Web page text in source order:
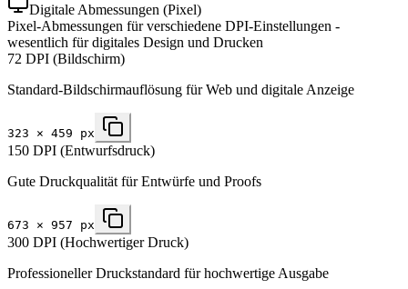
Digitale Abmessungen (Pixel)
Pixel-Abmessungen für verschiedene DPI-Einstellungen -
wesentlich für digitales Design und Drucken
72 DPI (Bildschirm)
Standard-Bildschirmauflösung für Web und digitale Anzeige
323 × 459 px
150 DPI (Entwurfsdruck)
Gute Druckqualität für Entwürfe und Proofs
673 × 957 px
300 DPI (Hochwertiger Druck)
Professioneller Druckstandard für hochwertige Ausgabe